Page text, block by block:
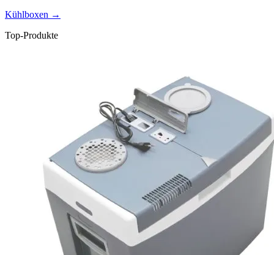
Kühlboxen →
Top-Produkte